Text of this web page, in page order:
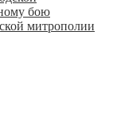
митрополии